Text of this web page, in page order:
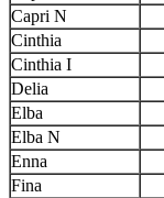
Capri N
Cinthia
Cinthia I
Delia
Elba
Elba N
Enna
Fina